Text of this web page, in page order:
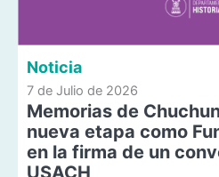
Noticia
7 de Julio de 2026
Memorias de
nueva etapa como
en la firma de un
USACH